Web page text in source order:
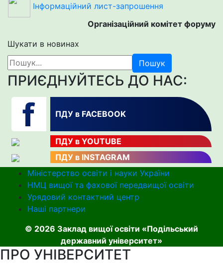
Інформаційний лист-запрошення
Організаційний комітет форуму
Шукати в новинах
Пошук
ПРИЄДНУЙТЕСЬ ДО НАС:
ПДУ в FACEBOOK
ПДУ в YOUTUBE
ПДУ в INSTAGRAM
Міністерство освіти і науки України
НМЦ вищої та фахової передвищої освіти
Урядовий контактний центр
Наші партнери
© 2026 Заклад вищої освіти «Подільський
державний університет»
ПРО УНІВЕРСИТЕТ